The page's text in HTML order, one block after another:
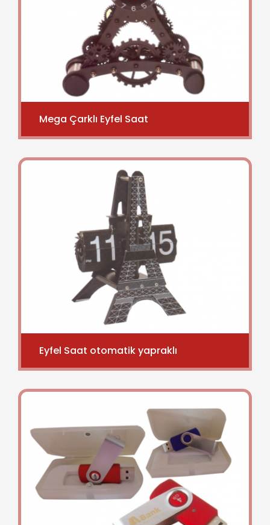
Mega Çarklı Eyfel Saat
Eyfel Saat otomatik yapraklı